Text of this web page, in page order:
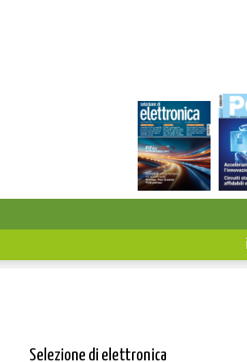
Selezione di elettronica